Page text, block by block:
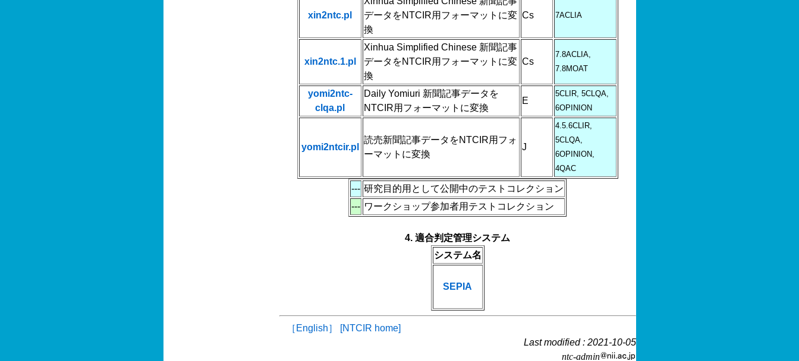
xin2ntc.pl
データをNTCIR用フォーマットに変
換
Cs 7ACLIA
xin2ntc.1.pl
Xinhua Simplified Chinese 新聞記事
データをNTCIR用フォーマットに変
換
Cs
7.8ACLIA,
7.8MOAT
yomi2ntc-
clqa.pl
Daily Yomiuri 新聞記事データを
NTCIR用フォーマットに変換
E
5CLIR, 5CLQA,
6OPINION
yomi2ntcir.pl
読売新聞記事データをNTCIR用フォ
ーマットに変換
J
4.5.6CLIR,
5CLQA,
6OPINION,
4QAC
--- 研究目的用として公開中のテストコレクション
--- ワークショップ参加者用テストコレクション
4. 適合判定管理システム
システム名
SEPIA
［English］
[NTCIR home]
Last modified : 2021-10-05
ntc-admin